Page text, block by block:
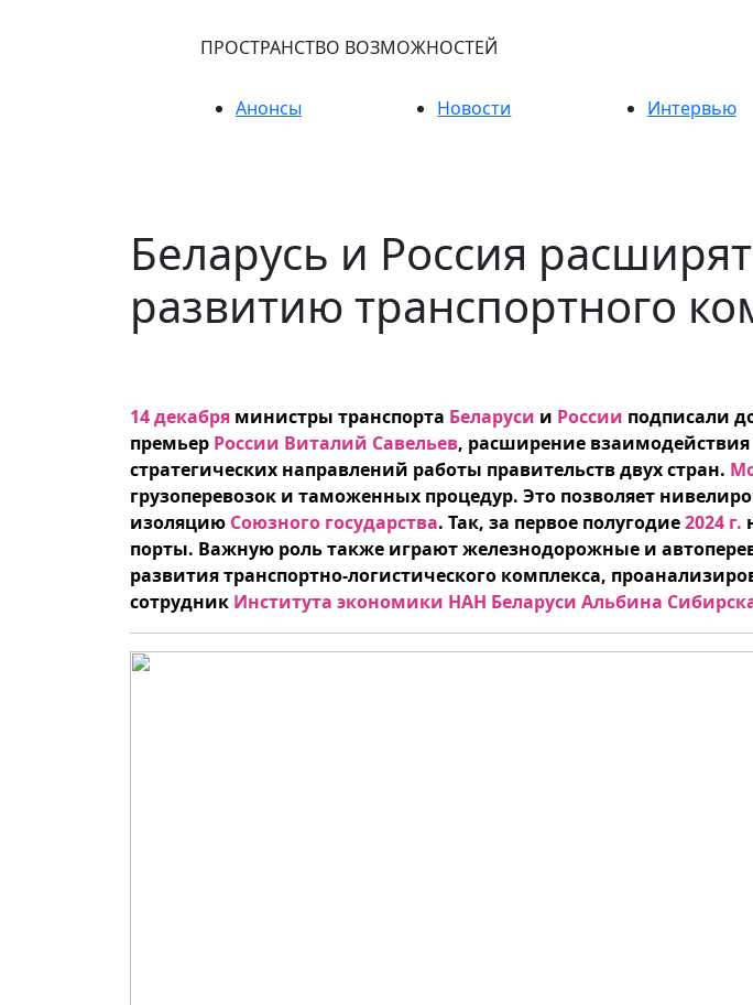
ПРОСТРАНСТВО ВОЗМОЖНОСТЕЙ
Анонсы Новости Интервью
Беларусь и Россия
развитию транспортного
14 декабря министры транспорта Беларуси и России подписали
премьер России Виталий Савельев, расширение
стратегических направлений работы правительств двух стран.
грузоперевозок и таможенных процедур. Это позволяет
изоляцию Союзного государства. Так, за первое полугодие2024 г.
порты. Важную роль также играют железнодорожные и
развития транспортно-логистического комплекса,
сотрудник Института экономики НАН Беларуси Альбина